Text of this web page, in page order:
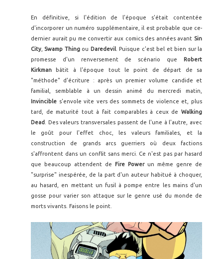
En définitive, si l'édition de l'époque s'était contentée
d'incorporer un numéro supplémentaire, il est probable que ce-
dernier aurait pu me convertir aux comics des années avant Sin
City Swamp Thingou Daredevil. Puisque c'est bel et bien sur la
promesse d'un renversement de scénario que Robert
Kirkman bâtit à l'époque tout le point de départ de sa
"méthode" d'écriture : après un premier volume candide et
familial, semblable à un dessin animé du mercredi matin,
Invincible s'envole vite vers des sommets de violence et, plus
tard, de maturité tout à fait comparables à ceux de Walking
Dead
. Des valeurs transversales passent de l'une à l'autre, avec
le goût pour l'effet choc, les valeurs familiales, et la
construction de grands arcs guerriers où deux factions
s'affrontent dans un conflit sans merci. Ce n'est pas par hasard
que beaucoup attendent de Fire Powerun même genre de
"surprise" inespérée, de la part d'un auteur habitué à choquer,
au hasard, en mettant un fusil à pompe entre les mains d'un
gosse pour varier son attaque sur le genre usé du monde de
morts vivants. Faisons le point.